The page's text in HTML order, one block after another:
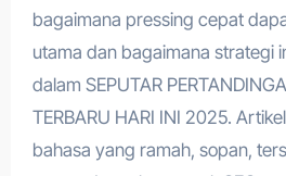
bagaimana pressing cepat
utama dan bagaimana strategi
dalam SEPUTAR
TERBARU HARI INI 2025.
bahasa yang ramah, sopan,